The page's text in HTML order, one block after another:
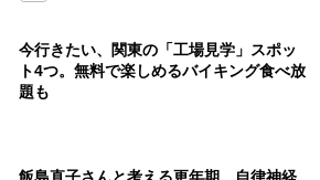
今行きたい、関東の「工場見学」スポッ
ト4つ。無料で楽しめるバイキング食べ放
題も